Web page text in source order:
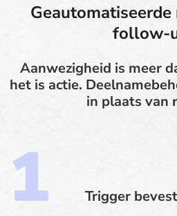
follow-
Aanwezigheid is meer
het is actie.
in plaats van
Trigger